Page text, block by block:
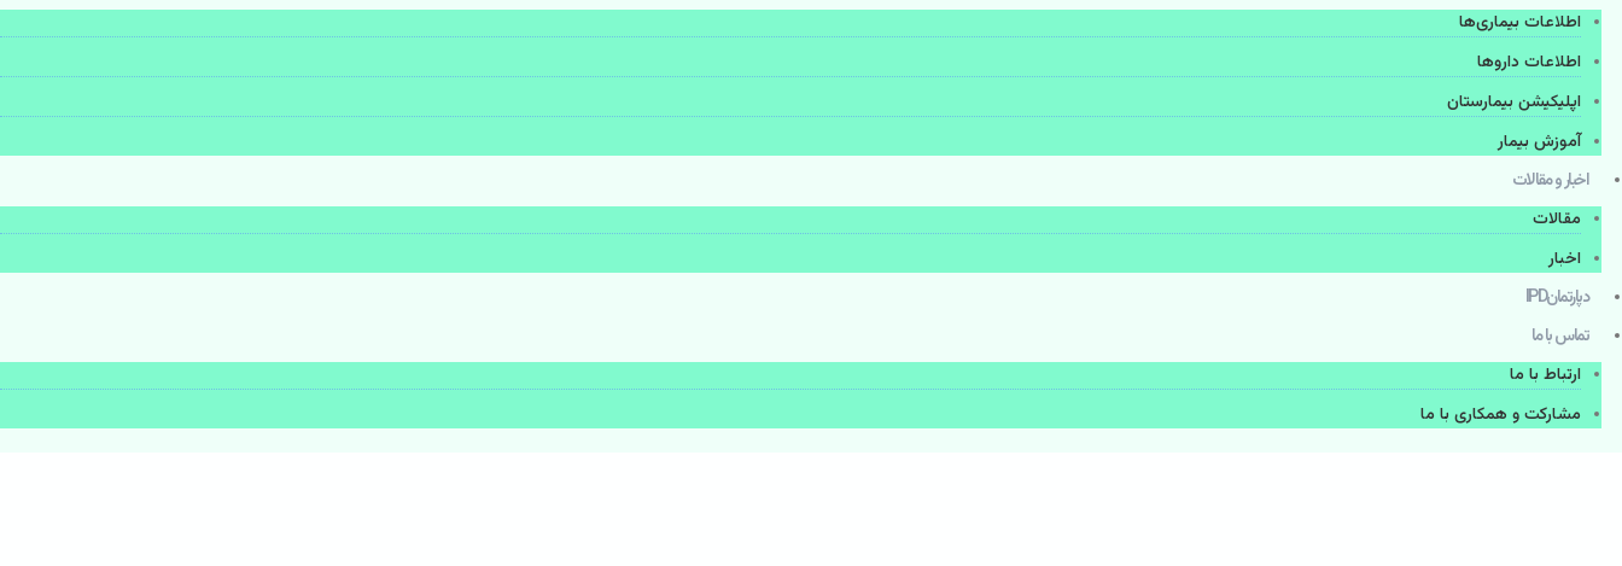
اطلاعات بیماری‌ها
اطلاعات دارو‌ها
اپليكيشن بيمارستان
آموزش بیمار
اخبار و مقالات
مقالات
اخبار
دپارتمانIPD
تماس با ما
ارتباط با ما
مشاركت و همكاری با ما